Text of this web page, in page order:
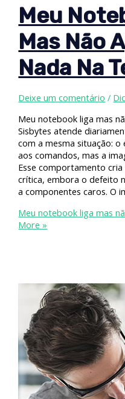
Meu
Mas Não
Nada Na
Deixe um comentário /
Meu notebook liga mas
Sisbytes atende
com a mesma situação:
aos comandos, mas a
Esse comportamento
crítica, embora o defeito
a componentes caros. O
Meu notebook liga mas
More »